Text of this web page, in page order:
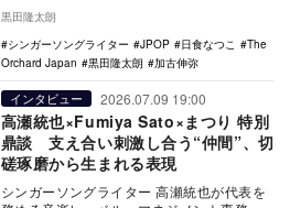
ー…
黒田隆太朗
シンガーソングライター
JPOP 日食なつこ
The
Orchard Japan
黒田隆太朗 加古伸弥
インタビュー 2026.07.09 19:00
高瀬統也×Fumiya Sato×まつり 特別
鼎談 支え合い刺激し合う“仲間”、切
磋琢磨から生まれる表現
シンガーソングライター 高瀬統也が代表を